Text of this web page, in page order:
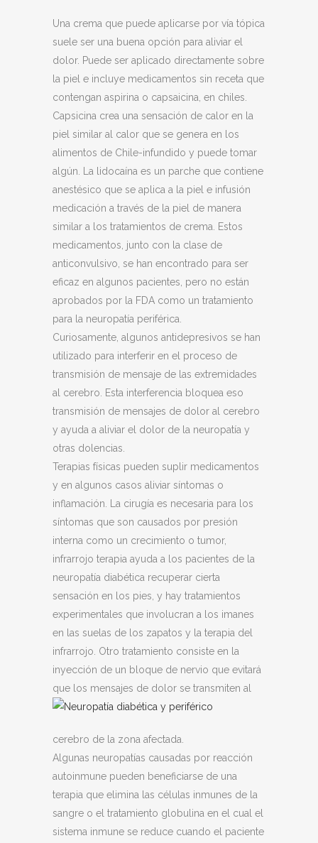
Una crema que puede aplicarse por vía tópica
suele ser una buena opción para aliviar el
dolor. Puede ser aplicado directamente sobre
la piel e incluye medicamentos sin receta que
contengan aspirina o capsaicina, en chiles.
Capsicina crea una sensación de calor en la
piel similar al calor que se genera en los
alimentos de Chile-infundido y puede tomar
algún. La lidocaína es un parche que contiene
anestésico que se aplica a la piel e infusión
medicación a través de la piel de manera
similar a los tratamientos de crema. Estos
medicamentos, junto con la clase de
anticonvulsivo, se han encontrado para ser
eficaz en algunos pacientes, pero no están
aprobados por la FDA como un tratamiento
para la neuropatía periférica.
Curiosamente, algunos antidepresivos se han
utilizado para interferir en el proceso de
transmisión de mensaje de las extremidades
al cerebro. Esta interferencia bloquea eso
transmisión de mensajes de dolor al cerebro
y ayuda a aliviar el dolor de la neuropatía y
otras dolencias.
Terapias físicas pueden suplir medicamentos
y en algunos casos aliviar síntomas o
inflamación. La cirugía es necesaria para los
síntomas que son causados por presión
interna como un crecimiento o tumor,
infrarrojo terapia ayuda a los pacientes de la
neuropatía diabética recuperar cierta
sensación en los pies, y hay tratamientos
experimentales que involucran a los imanes
en las suelas de los zapatos y la terapia del
infrarrojo. Otro tratamiento consiste en la
inyección de un bloque de nervio que evitará
que los mensajes de dolor se transmiten al
cerebro de la zona afectada.
Algunas neuropatías causadas por reacción
autoinmune pueden beneficiarse de una
terapia que elimina las células inmunes de la
sangre o el tratamiento globulina en el cual el
sistema inmune se reduce cuando el paciente